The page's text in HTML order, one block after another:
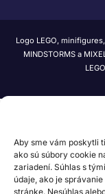
Aby sme vám poskytli
ako sú súbory cookie
zariadení. Súhlas s
údaje, ako je
stránke. Nesúhlas
Logo LEGO, minifigures,
MINDSTORMS a